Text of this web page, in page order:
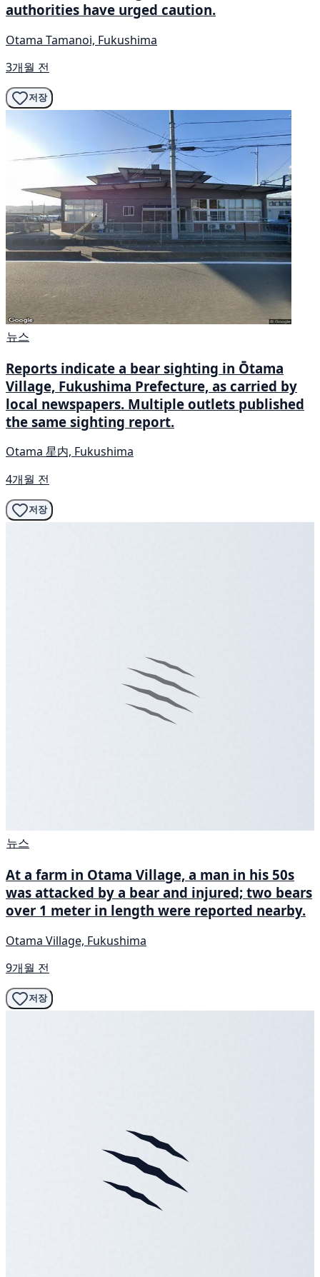
authorities have urged caution.
Otama Tamanoi, Fukushima
3개월 전
저장
뉴스
Reports indicate a bear sighting in Ōtama
Village, Fukushima Prefecture, as carried by
local newspapers. Multiple outlets published
the same sighting report.
Otama 星内, Fukushima
4개월 전
저장
뉴스
At a farm in Otama Village, a man in his 50s
was attacked by a bear and injured; two bears
over 1 meter in length were reported nearby.
Otama Village, Fukushima
9개월 전
저장